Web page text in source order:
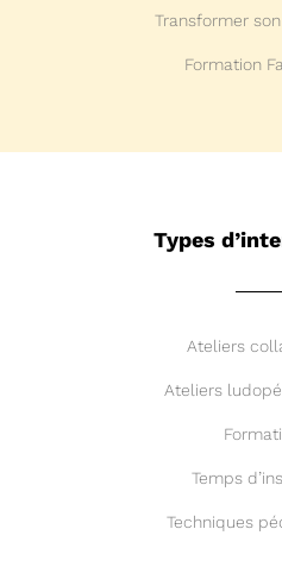
Transformer
Formation
Types
Ateliers
Ateliers
Temps
Techniques